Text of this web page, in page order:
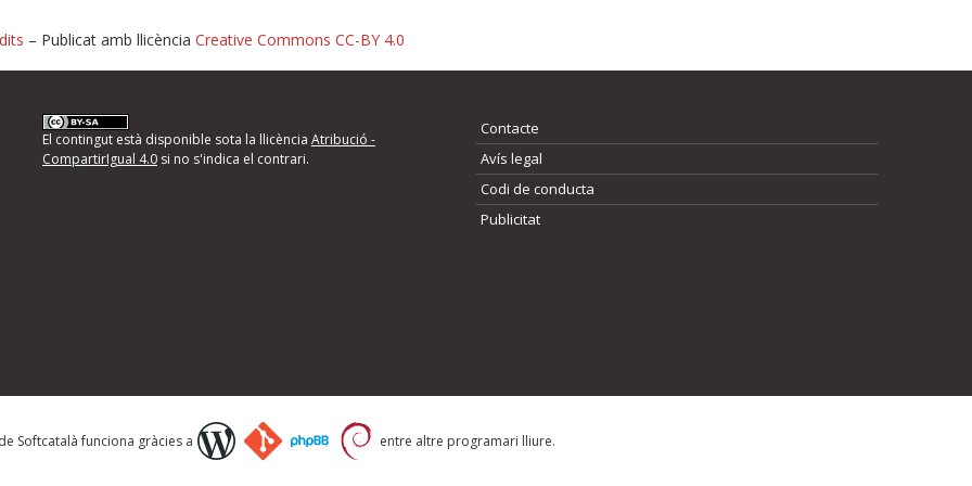
d'errors
següents i descriviu quina és la millora que
– Publicat amb llicència Creative Commons CC-BY 4.0
El contingut està disponible sota la llicència Atribució -
CompartirIgual 4.0si no s'indica el contrari.
Contacte
Avís legal
Codi de conducta
Publicitat
Softcatalà funciona gràcies a entre altre programari lliure.